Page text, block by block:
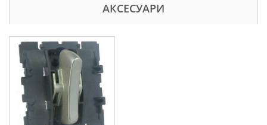
АКСЕСУАРИ